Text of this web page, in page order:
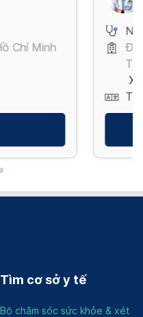
Chí Minh
Tìm cơ sở y tế
Bộ chăm sóc sức khỏe & xét